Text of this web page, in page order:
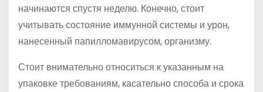
начинаются спустя неделю. Конечно, стоит
учитывать состояние иммунной системы и урон,
нанесенный папилломавирусом, организму.
Стоит внимательно относиться к указанным на
упаковке требованиям, касательно способа и срока